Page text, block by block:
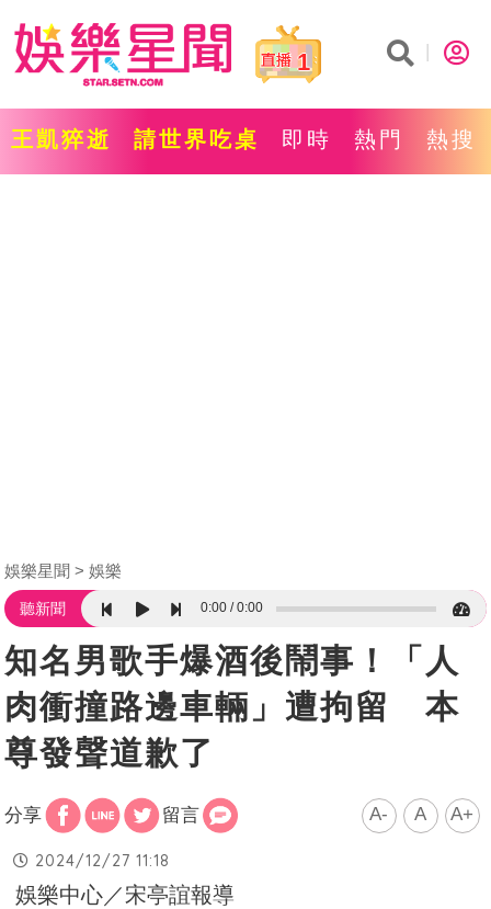
1
王凱猝逝 請世界吃桌 即時 熱門 熱搜
娛樂星聞 娛樂
聽新聞 0:00 0:00
知名男歌手爆酒後鬧事！「人
肉衝撞路邊車輛」遭拘留 本
尊發聲道歉了
分享 留言 A- A A+
2024/12/27 11:18
娛樂中心／宋亭誼報導